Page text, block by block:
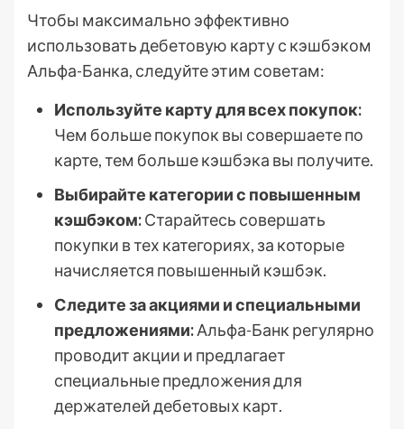
Чтобы максимально эффективно
использовать дебетовую карту с кэшбэком
Альфа-Банка, следуйте этим советам:
Используйте карту для всех покупок:
Чем больше покупок вы совершаете по
карте, тем больше кэшбэка вы получите.
Выбирайте категории с повышенным
кэшбэком:Старайтесь совершать
покупки в тех категориях, за которые
начисляется повышенный кэшбэк.
Следите за акциями и специальными
предложениями:Альфа-Банк регулярно
проводит акции и предлагает
специальные предложения для
держателей дебетовых карт.